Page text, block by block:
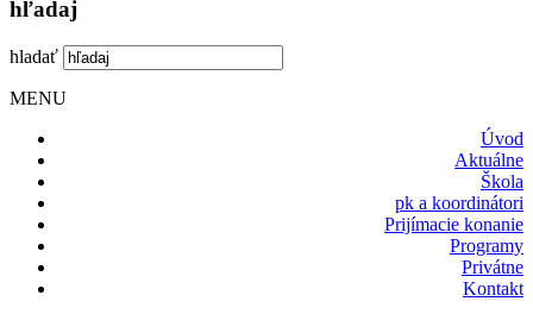
hľadaj
hladať
MENU
Úvod
Aktuálne
Škola
pk a koordinátori
Prijímacie konanie
Programy
Privátne
Kontakt